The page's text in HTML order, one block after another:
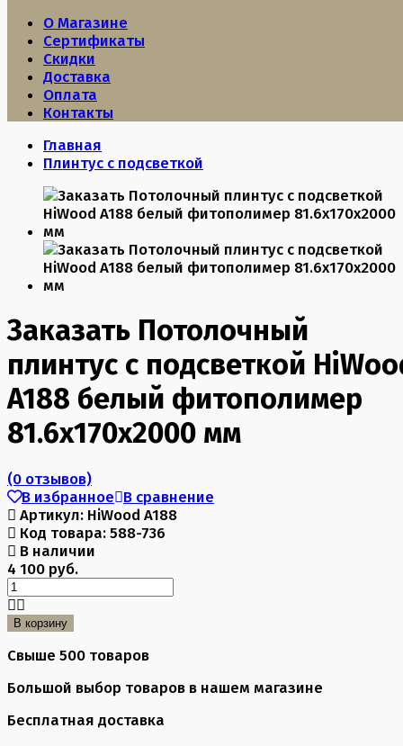
О Магазине
Сертификаты
Скидки
Доставка
Оплата
Контакты
Главная
Плинтус с подсветкой
Заказать Потолочный
плинтус с подсветкой
A188 белый фитополимер
81.6х170х2000 мм
(0 отзывов)
В избранное В сравнение
Артикул: HiWood A188
Код товара: 588-736
В наличии
4 100 руб.
В корзину
Свыше 500 товаров
Большой выбор товаров в нашем магазине
Бесплатная доставка